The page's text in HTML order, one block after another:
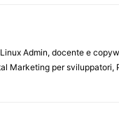
Admin, docente e
Marketing per sviluppatori,